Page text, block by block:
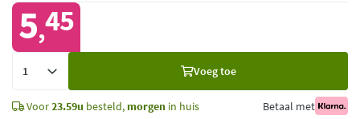
5,45
Voeg toe
Voor23.59u besteld, morgen in huis Betaal met